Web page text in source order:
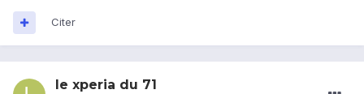
Citer
le xperia du 71